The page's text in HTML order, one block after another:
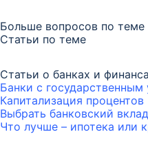
Больше вопросов по теме
Статьи по теме
Статьи о банках и
Банки с государственным
Капитализация процентов
Выбрать банковский вклад
Что лучше – ипотека или